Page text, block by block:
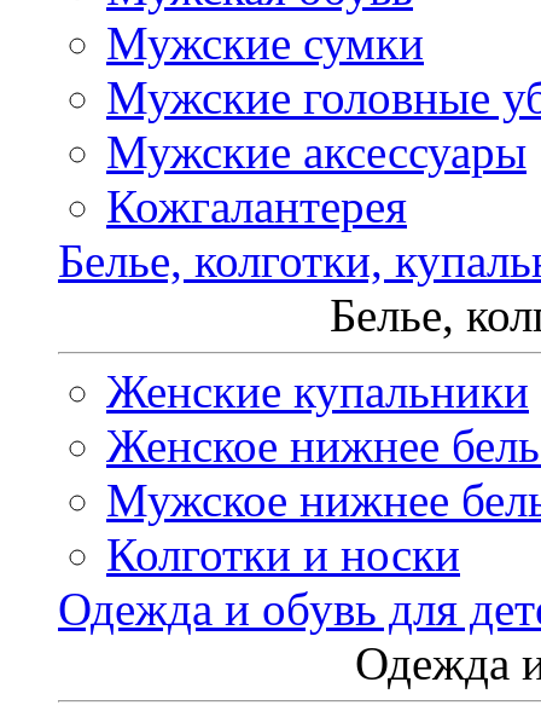
Мужские сумки
Мужские головные
Мужские аксессуары
Кожгалантерея
Белье, колготки,
Белье,
Женские купальники
Женское нижнее
Мужское нижнее
Колготки и носки
Одежда и обувь для
Одежда